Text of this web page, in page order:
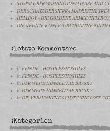
STURM ÜBER WASHINGTON/ADVISE AND
DER SCHATZ DER SIERRA MADRE/THE
HELLBOY – DIE GOLDENE ARMEE/
DIE NEUNTE KONFIGURATION/THE NINTH
:letzte Kommentare
inFEINDE – HOSTILES/HOSTILES
inFEINDE – HOSTILES/HOSTILES
inDER WEITE HIMMEL/THE BIG SKY
inDER WEITE HIMMEL/THE BIG SKY
inDIE VERSUNKENE STADT Z/THE LOST
:Kategorien